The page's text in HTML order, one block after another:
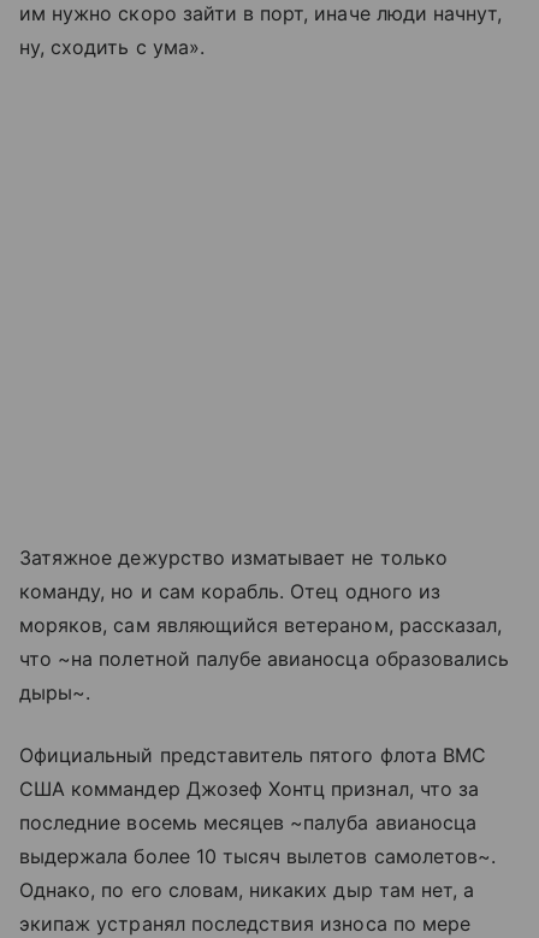
им нужно скоро зайти в порт, иначе люди начнут,
ну, сходить с ума».
Затяжное дежурство изматывает не только
команду, но и сам корабль. Отец одного из
моряков, сам являющийся ветераном, рассказал,
что ~на полетной палубе авианосца образовались
дыры~.
Официальный представитель пятого флота ВМС
США коммандер Джозеф Хонтц признал, что за
последние восемь месяцев ~палуба авианосца
выдержала более 10 тысяч вылетов самолетов~.
Однако, по его словам, никаких дыр там нет, а
экипаж устранял последствия износа по мере